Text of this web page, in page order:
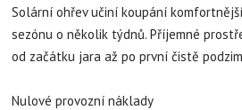
Solární ohřev učiní koupání
sezónu o několik týdnů. Příjemné
od začátku jara až po první čistě
Nulové provozní náklady